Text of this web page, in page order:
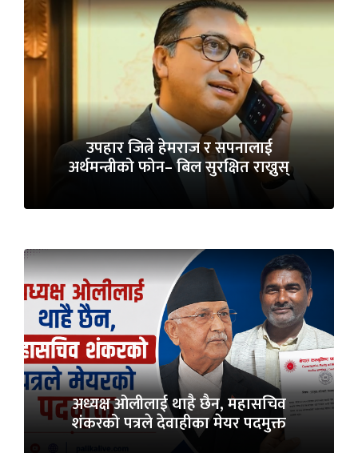
उपहार जित्ने हेमराज र सपनालाई
अर्थमन्त्रीको फोन– बिल सुरक्षित राख्नुस्
अध्यक्ष ओलीलाई थाहै छैन, महासचिव
शंकरको पत्रले देवाहीका मेयर पदमुक्त